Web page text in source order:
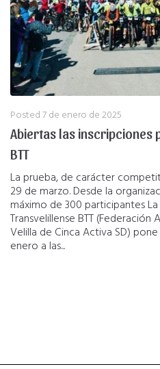
Posted7 de enero de 2025
Abiertas las inscripciones
BTT
La prueba, de carácter
29 de marzo. Desde la
máximo de 300 participantes
Transvelillense BTT
Velilla de Cinca Activa SD)
enero a las...